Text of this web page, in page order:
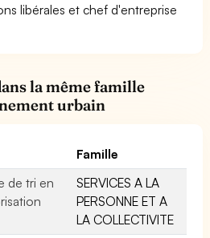
libérales et chef d'entreprise
la même famille
urbain
Famille
de tri en
SERVICES A LA
PERSONNE ET A
LA COLLECTIVITE